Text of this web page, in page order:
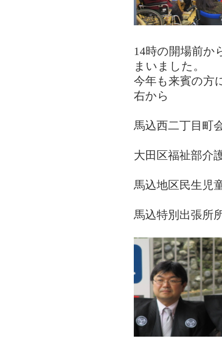
14時の開場前か
まいました。
今年も来賓の方
右から
馬込西二丁目町
大田区福祉部介
馬込地区民生児
馬込特別出張所